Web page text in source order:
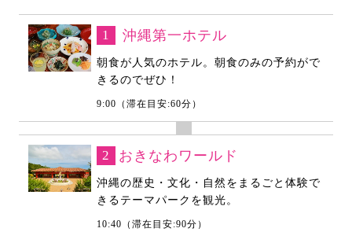
1 沖縄第一ホテル
朝食が人気のホテル。朝食のみの予約がで
きるのでぜひ！
9:00（滞在目安:60分）
2 おきなわワールド
沖縄の歴史・文化・自然をまるごと体験で
きるテーマパークを観光。
10:40（滞在目安:90分）